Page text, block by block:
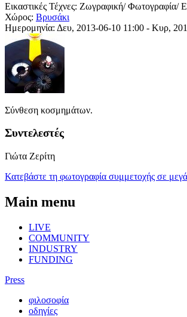
Εικαστικές Τέχνες: Ζωγραφική/ Φωτογραφία/
Χώρος: Βρυσάκι
Ημερομηνία: Δευ, 2013-06-10 11:00 - Κυρ,
Σύνθεση κοσμημάτων.
Συντελεστές
Γιώτα Ζερίτη
Κατεβάστε τη φωτογραφία συμμετοχής σε
Main menu
LIVE
COMMUNITY
INDUSTRY
FUNDING
Press
φιλοσοφία
οδηγίες